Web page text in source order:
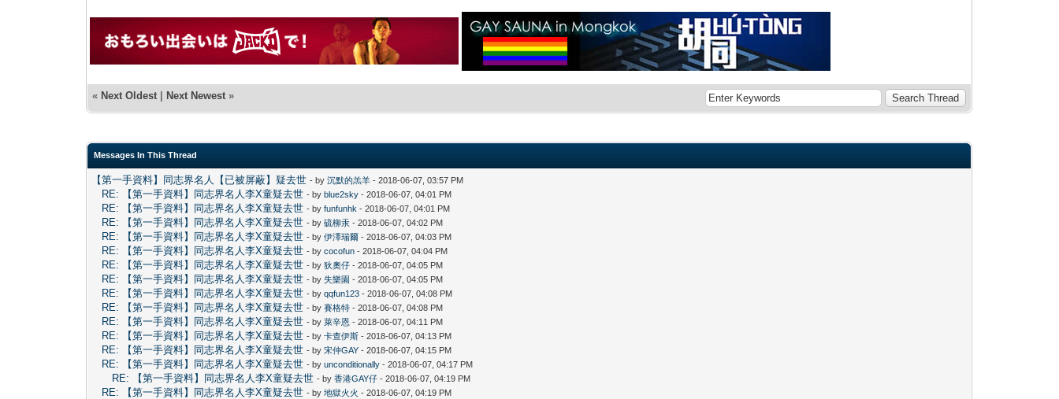
« Next Oldest | Next Newest »
Messages In This Thread
【第一手資料】同志界名人【已被屏蔽】疑去世 - by沉默的羔羊 - 2018-06-07, 03:57 PM
RE: 【第一手資料】同志界名人李X童疑去世 - byblue2sky - 2018-06-07, 04:01 PM
RE: 【第一手資料】同志界名人李X童疑去世 - byfunfunhk - 2018-06-07, 04:01 PM
RE: 【第一手資料】同志界名人李X童疑去世 - by硫柳汞 - 2018-06-07, 04:02 PM
RE: 【第一手資料】同志界名人李X童疑去世 - by伊澤瑞爾 - 2018-06-07, 04:03 PM
RE: 【第一手資料】同志界名人李X童疑去世 - bycocofun - 2018-06-07, 04:04 PM
RE: 【第一手資料】同志界名人李X童疑去世 - by狄奧仔 - 2018-06-07, 04:05 PM
RE: 【第一手資料】同志界名人李X童疑去世 - by失樂園 - 2018-06-07, 04:05 PM
RE: 【第一手資料】同志界名人李X童疑去世 - byqqfun123 - 2018-06-07, 04:08 PM
RE: 【第一手資料】同志界名人李X童疑去世 - by賽格特 - 2018-06-07, 04:08 PM
RE: 【第一手資料】同志界名人李X童疑去世 - by萊辛恩 - 2018-06-07, 04:11 PM
RE: 【第一手資料】同志界名人李X童疑去世 - by卡查伊斯 - 2018-06-07, 04:13 PM
RE: 【第一手資料】同志界名人李X童疑去世 - by宋仲GAY - 2018-06-07, 04:15 PM
RE: 【第一手資料】同志界名人李X童疑去世 - byunconditionally - 2018-06-07, 04:17 PM
RE: 【第一手資料】同志界名人李X童疑去世 - by香港GAY仔 - 2018-06-07, 04:19 PM
RE: 【第一手資料】同志界名人李X童疑去世 - by地獄火火 - 2018-06-07, 04:19 PM